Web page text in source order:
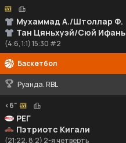
Мухаммад А./Штоллар Ф.
Тан Цяньхуэй/Сюй Ифань
(4:6, 1:1) 15:30 #2
Баскетбол
Руанда. RBL
<6"
РЕГ
Пэтриотс Кигали
(21:22, 8:2) 2-я четверть